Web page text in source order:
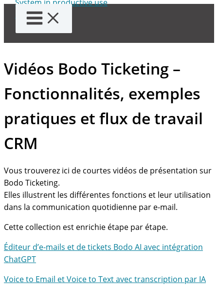
Aller
contenu
Vidéos Bodo Ticketing –
Fonctionnalités, exemples
pratiques et flux de travail
CRM
Vous trouverez ici de courtes vidéos de présentation sur
Bodo Ticketing.
Elles illustrent les différentes fonctions et leur utilisation
dans la communication quotidienne par e-mail.
Cette collection est enrichie étape par étape.
Éditeur d’e-mails et de tickets Bodo AI avec intégration
ChatGPT
Voice to Email et Voice to Text avec transcription par IA